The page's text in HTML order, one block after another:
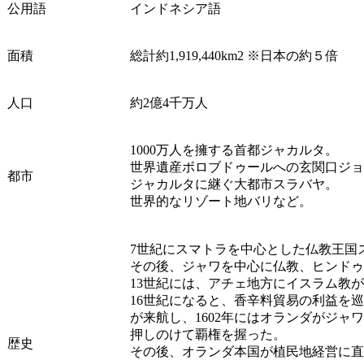
公用語 インドネシア語
面積 総計約1,919,440km2 ※日本の約５倍
人口 約2億4千万人
都市
1000万人を擁する首都ジャカルタ。
世界遺産ボロブドゥールへの玄関口ジ
ジャカルタに継ぐ大都市スラバヤ。
世界的なリゾート地バリなど。
歴史
7世紀にスマトラを中心とした仏教王
その後、ジャワを中心に仏教、ヒンド
13世紀には、アチェ地方にイスラム教
16世紀になると、香辛料貿易の利益を
が来航し、1602年にはオランダがジャ
押しのけて覇権を握った。
その後、オランダ本国が植民地経営に